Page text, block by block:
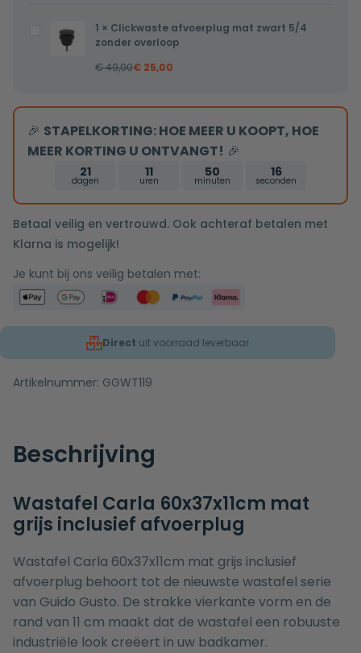
32mm
Clickwaste
afvoerplug
5/4
zonder
overloop
1 × Clickwaste afvoerplug mat zwart 5/4
zonder overloop
€49,00€ 25,00
🎉 STAPELKORTING: HOE MEER U KOOPT, HOE
MEER KORTING U ONTVANGT! 🎉
21
dagen
11
uren
50
minuten
16
seconden
Betaal veilig en vertrouwd. Ook achteraf betalen met
Klarna is mogelijk!
Je kunt bij ons veilig betalen met:
Direct uit voorraad leverbaar
Artikelnummer: GGWT119
Beschrijving
Wastafel Carla 60x37x11cm mat
grijs inclusief afvoerplug
Wastafel Carla 60x37x11cm mat grijs inclusief
afvoerplug behoort tot de nieuwste wastafel serie
van Guido Gusto. De strakke vierkante vorm en de
rand van 11 cm maakt dat de wastafel een robuuste
industriële look creëert in uw badkamer.